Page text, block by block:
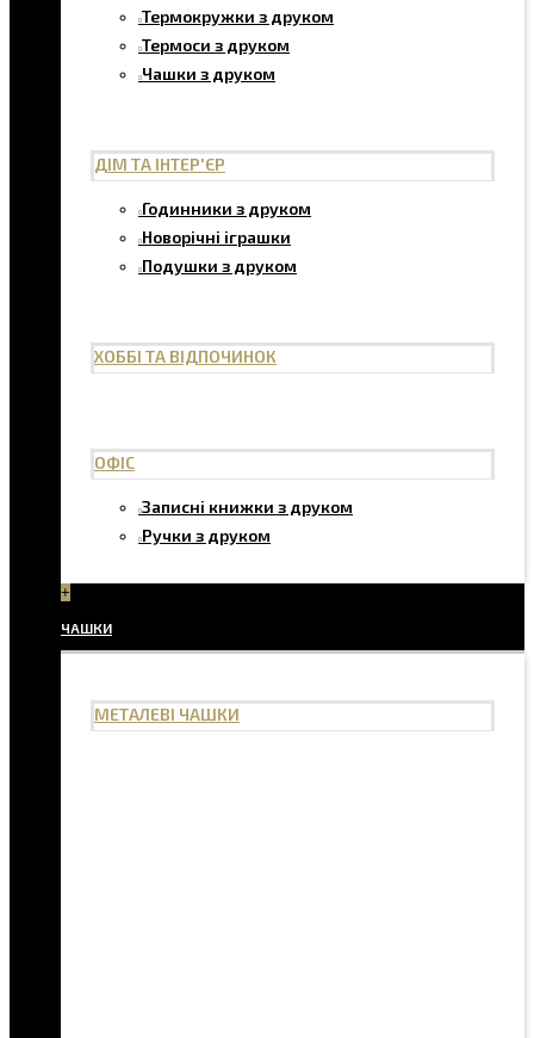
Термокружки з друком
Термоси з друком
Чашки з друком
ДІМ ТА ІНТЕР'ЄР
Годинники з друком
Новорічні іграшки
Подушки з друком
ХОББІ ТА ВІДПОЧИНОК
ОФІС
Записні книжки з друком
Ручки з друком
+
ЧАШКИ
МЕТАЛЕВІ ЧАШКИ